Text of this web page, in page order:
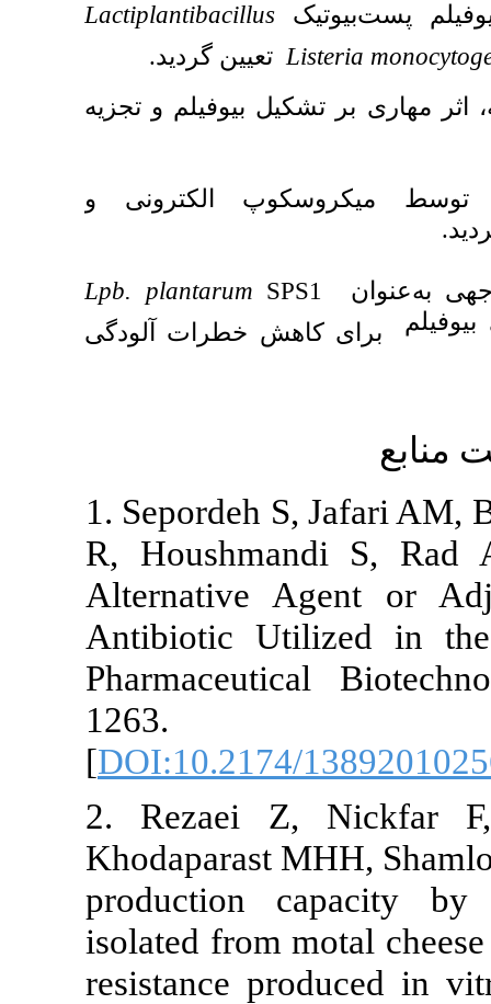
Lactiplantibacillus
تعیین گردید.
بیوفیلم و تجزیه
الکترونی و
Lpb. plantarum
خطرات آلودگی
1. Sepordeh
R,
Alternative
Antibiotic
[
2. Rezaei
Khodaparast
production
isolated from
resistance